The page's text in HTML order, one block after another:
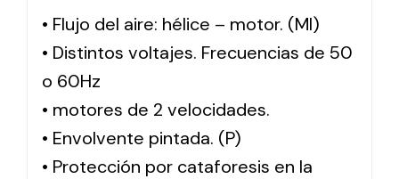
• Flujo del aire: hélice – motor. (MI)
• Distintos voltajes. Frecuencias de 50
o 60Hz
• motores de 2 velocidades.
• Envolvente pintada. (P)
• Protección por cataforesis en la